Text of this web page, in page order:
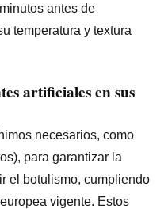
antes de
temperatura y textura
artificiales en sus
necesarios, como
para garantizar la
el botulismo, cumpliendo
vigente. Estos